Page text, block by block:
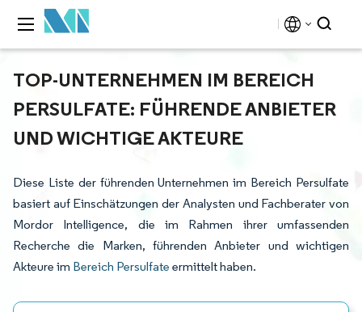
TOP-UNTERNEHMEN IM BEREICH
PERSULFATE: FÜHRENDE ANBIETER
UND WICHTIGE AKTEURE
Diese Liste der führenden Unternehmen im Bereich Persulfate
basiert auf Einschätzungen der Analysten und Fachberater von
Mordor Intelligence, die im Rahmen ihrer umfassenden
Recherche die Marken, führenden Anbieter und wichtigen
Akteure im Bereich Persulfate ermittelt haben.